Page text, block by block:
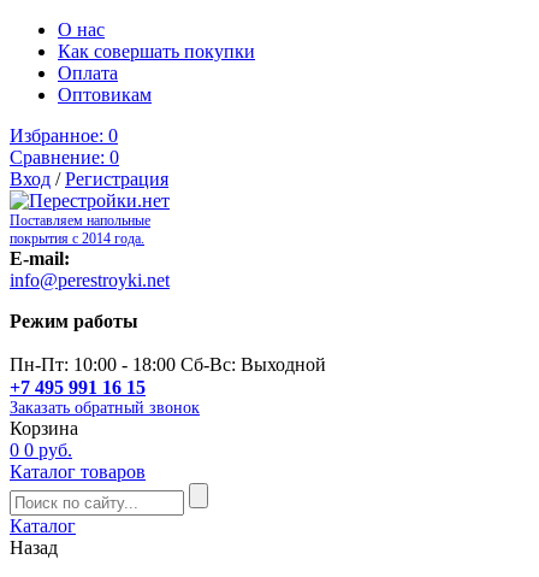
О нас
Как совершать покупки
Оплата
Оптовикам
Избранное: 0
Сравнение: 0
Вход /Регистрация
Поставляем напольные
покрытия с 2014 года.
E-mail:
info@perestroyki.net
Режим работы
Пн-Пт: 10:00 - 18:00 Сб-Вс: Выходной
+7 495 991 16 15
Заказать обратный звонок
Корзина
0 0 руб.
Каталог товаров
Каталог
Назад